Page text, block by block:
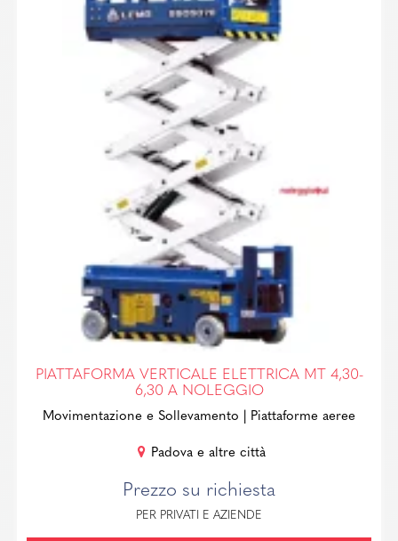
PIATTAFORMA VERTICALE ELETTRICA MT 4,30-
6,30 A NOLEGGIO
Movimentazione e Sollevamento | Piattaforme aeree
Padova e altre città
Prezzo su richiesta
PER PRIVATI E AZIENDE